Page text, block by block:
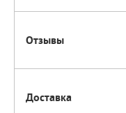
Отзывы
Доставка